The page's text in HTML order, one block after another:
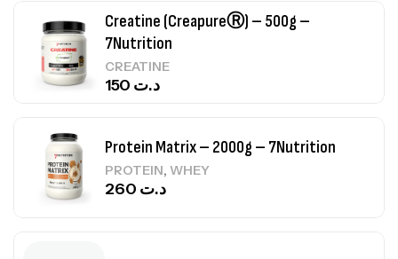
Creatine (CreapureⓇ) – 500g –
7Nutrition
CREATINE
د.ت
Protein Matrix – 2000g – 7Nutrition
PROTEIN,WHEY
د.ت